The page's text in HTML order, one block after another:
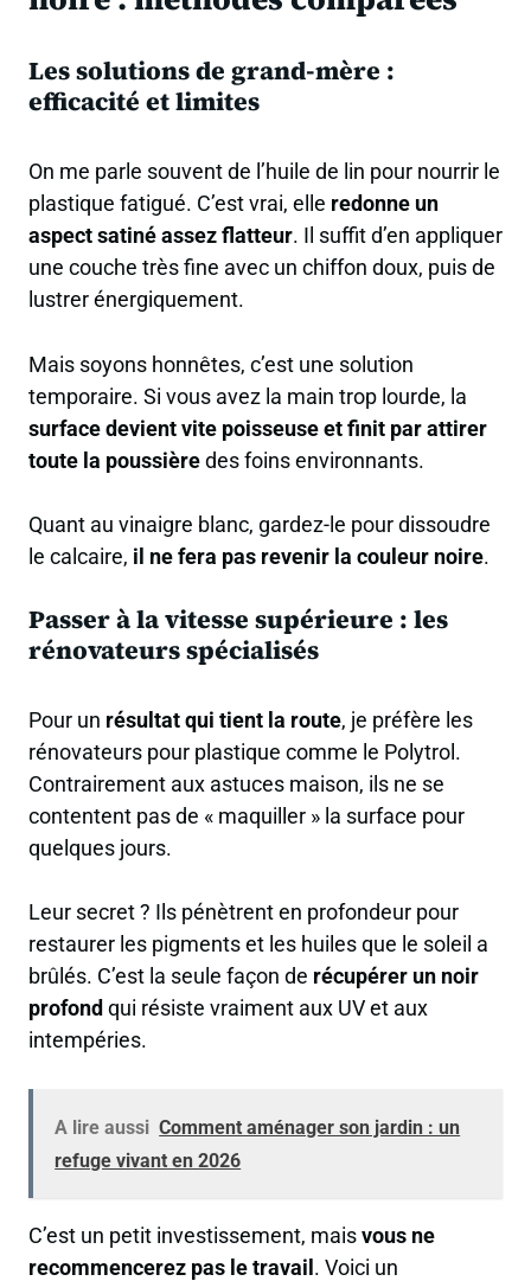
Les solutions de grand-mère :
efficacité et limites
On me parle souvent de l’huile de lin pour nourrir le
plastique fatigué. C’est vrai, elle redonne un
aspect satiné assez flatteur. Il suffit d’en appliquer
une couche très fine avec un chiffon doux, puis de
lustrer énergiquement.
Mais soyons honnêtes, c’est une solution
temporaire. Si vous avez la main trop lourde, la
surface devient vite poisseuse et finit par attirer
toute la poussièredes foins environnants.
Quant au vinaigre blanc, gardez-le pour dissoudre
le calcaire, il ne fera pas revenir la couleur noire.
Passer à la vitesse supérieure : les
rénovateurs spécialisés
Pour un résultat qui tient la route, je préfère les
rénovateurs pour plastique comme le Polytrol.
Contrairement aux astuces maison, ils ne se
contentent pas de « maquiller » la surface pour
quelques jours.
Leur secret ? Ils pénètrent en profondeur pour
restaurer les pigments et les huiles que le soleil a
brûlés. C’est la seule façon de récupérer un noir
profond qui résiste vraiment aux UV et aux
intempéries.
A lire aussi Comment aménager son jardin : un
refuge vivant en 2026
C’est un petit investissement, maisvous ne
recommencerez pas le travail . Voici un